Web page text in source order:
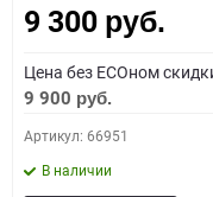
9 300 руб.
Цена без ECOном
9 900 руб.
Артикул: 66951
В наличии